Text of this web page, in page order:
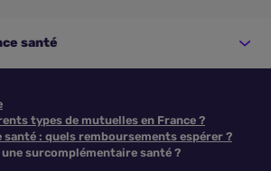
santé
types de mutuelles en France ?
: quels remboursements espérer ?
surcomplémentaire santé ?